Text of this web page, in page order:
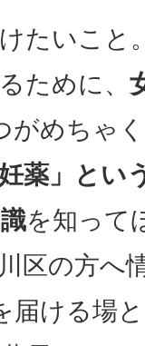
たいこと
ために、
がめちゃ
妊薬」とい
を知って
区の方へ
届ける場